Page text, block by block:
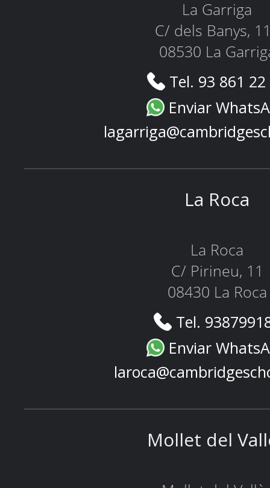
La Garriga
C/ dels Banys,
08530 La
Tel. 93 861
Enviar
La Roca
La Roca
C/ Pirineu, 11
08430 La Roca
Tel.
Enviar
Mollet del